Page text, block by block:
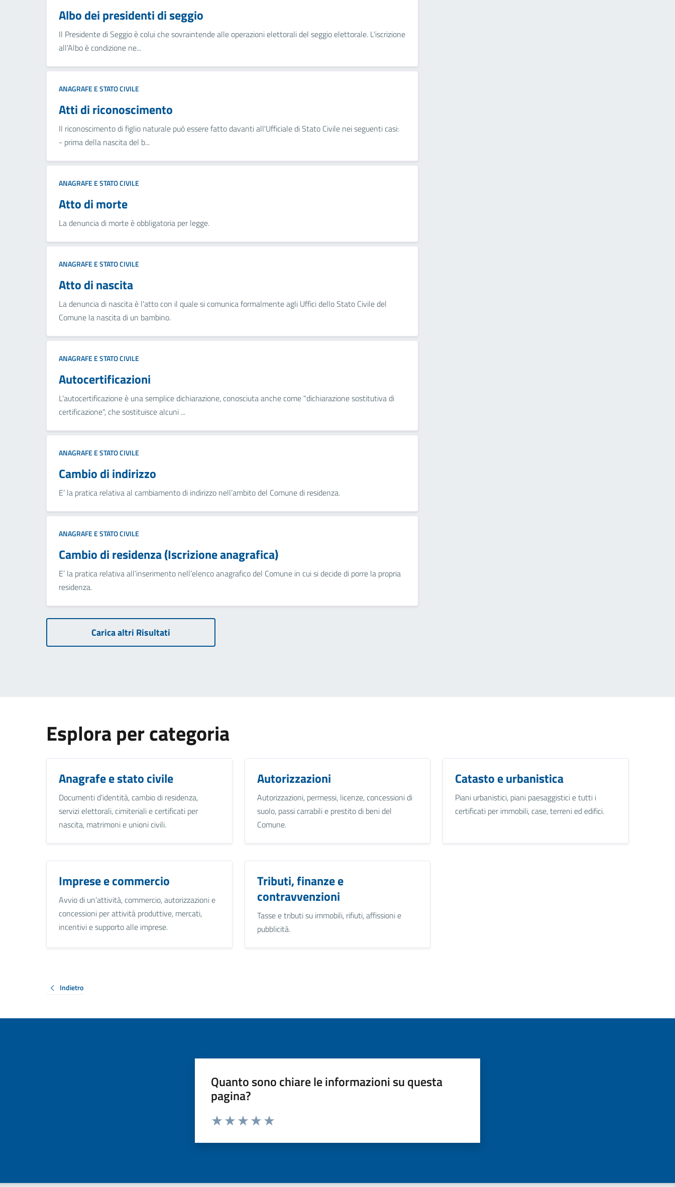
Albo dei presidenti di seggio
Il Presidente di Seggio è colui che sovraintende alle operazioni elettorali del seggio elettorale. L'iscrizione
all'Albo è condizione ne...
ANAGRAFE E STATO CIVILE
Atti di riconoscimento
Il riconoscimento di figlio naturale può essere fatto davanti all'Ufficiale di Stato Civile nei seguenti casi:
- prima della nascita del b...
ANAGRAFE E STATO CIVILE
Atto di morte
La denuncia di morte è obbligatoria per legge.
ANAGRAFE E STATO CIVILE
Atto di nascita
La denuncia di nascita è l'atto con il quale si comunica formalmente agli Uffici dello Stato Civile del
Comune la nascita di un bambino.
ANAGRAFE E STATO CIVILE
Autocertificazioni
L'autocertificazione è una semplice dichiarazione, conosciuta anche come "dichiarazione sostitutiva di
certificazione", che sostituisce alcuni ...
ANAGRAFE E STATO CIVILE
Cambio di indirizzo
E’ la pratica relativa al cambiamento di indirizzo nell’ambito del Comune di residenza.
ANAGRAFE E STATO CIVILE
Cambio di residenza (Iscrizione anagrafica)
E’ la pratica relativa all’inserimento nell’elenco anagrafico del Comune in cui si decide di porre la propria
residenza.
Carica altri Risultati
Esplora per categoria
Anagrafe e stato civile
Documenti d’identità, cambio di residenza,
servizi elettorali, cimiteriali e certificati per
nascita, matrimoni e unioni civili.
Autorizzazioni
Autorizzazioni, permessi, licenze, concessioni di
suolo, passi carrabili e prestito di beni del
Comune.
Catasto e urbanistica
Piani urbanistici, piani paesaggistici e tutti i
certificati per immobili, case, terreni ed edifici.
Imprese e commercio
Avvio di un’attività, commercio, autorizzazioni e
concessioni per attività produttive, mercati,
incentivi e supporto alle imprese.
Tributi, finanze e
contravvenzioni
Tasse e tributi su immobili, rifiuti, affissioni e
pubblicità.
Indietro
Quanto sono chiare le informazioni su questa
pagina?
Valuta da 1 a 5 stelle la pagina